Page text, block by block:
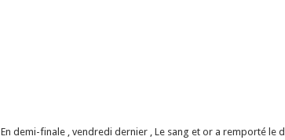
En demi-finale , vendredi dernier , Le sang et or a remporté le